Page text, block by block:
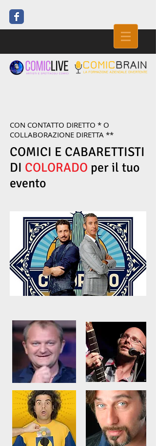
CON CONTATTO DIRETTO * O
COLLABORAZIONE DIRETTA **
COMICI E CABARETTISTI
DI COLORADO per il tuo
evento